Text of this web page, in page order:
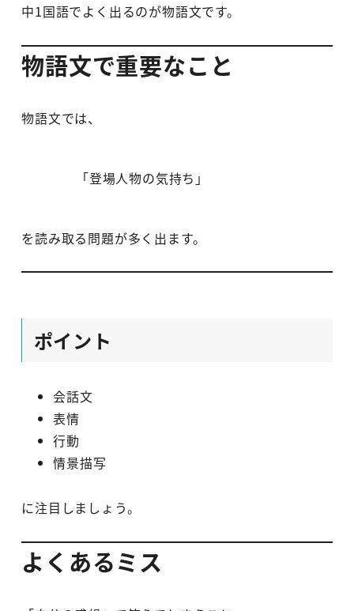
中1国語でよく出るのが物語文です。
物語文で重要なこと
物語文では、
「登場人物の気持ち」
を読み取る問題が多く出ます。
ポイント
会話文
表情
行動
情景描写
に注目しましょう。
よくあるミス